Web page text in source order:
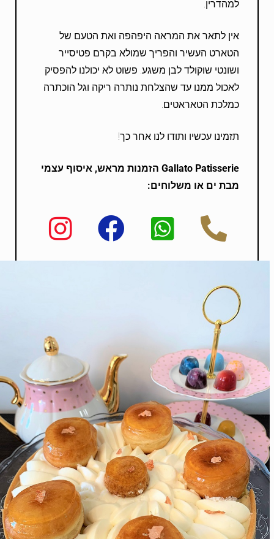
למהדרין.
אין לתאר את המראה היפהפה ואת הטעם של
הטארט העשיר והפריך שמולא בקרם פטיסייר
ושונטי שוקולד לבן משגע. פשוט לא יכולנו להפסיק
לאכול ממנו עד שהצלחת נותרה ריקה וגל הוכתרה
כמלכת הטאראטים.
תזמינו עכשיו ותודו לנו אחר כך!
Gallato Patisserie הזמנות מראש, איסוף עצמי
מבת ים או משלוחים: